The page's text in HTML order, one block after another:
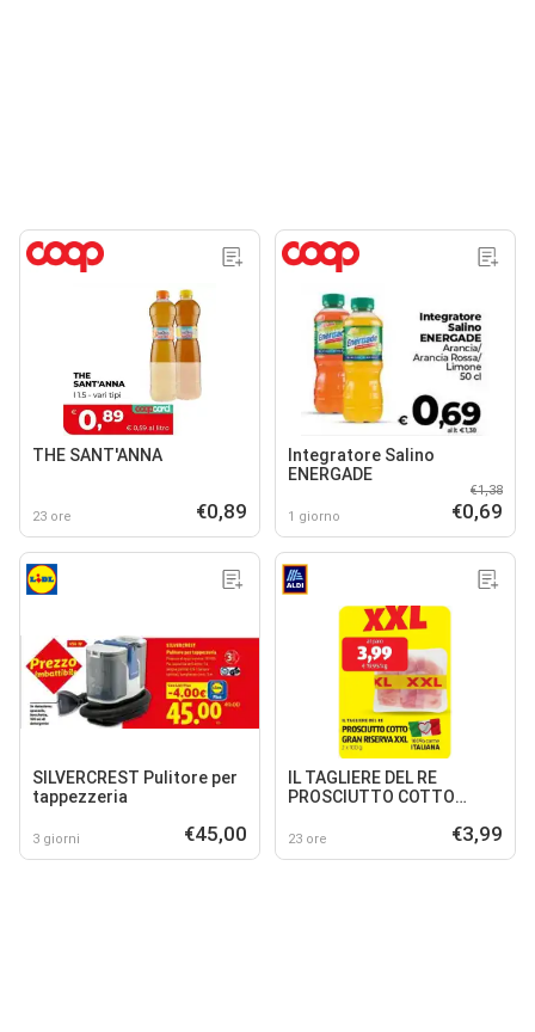
THE SANT'ANNA
23 ore €0,89
Integratore Salino
ENERGADE
1 giorno
€1,38
€0,69
SILVERCREST Pulitore per
tappezzeria
3 giorni €45,00
IL TAGLIERE DEL RE
PROSCIUTTO COTTO
23 ore €3,99